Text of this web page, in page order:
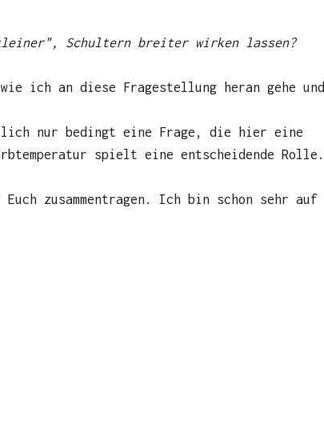
Schultern breiter wirken lassen?
ich an diese Fragestellung heran gehe und
nur bedingt eine Frage, die hier eine
spielt eine entscheidende Rolle.
zusammentragen. Ich bin schon sehr auf